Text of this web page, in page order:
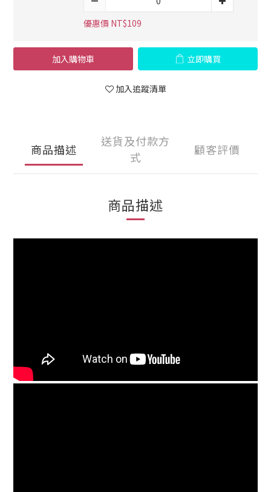
優惠價 NT$109
加入購物車 立即購買
加入追蹤清單
商品描述
送貨及付款方
式
顧客評價
商品描述